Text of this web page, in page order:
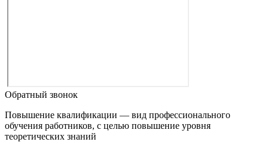
Обратный звонок
Повышение квалификации — вид профессионального
обучения работников, с целью повышение уровня
теоретических знаний